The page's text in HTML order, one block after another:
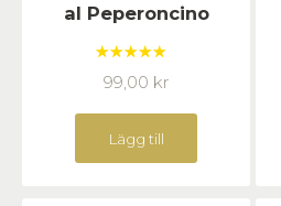
al Peperoncino
Betygsatt
5.00av 5
99,00 kr
Lägg till